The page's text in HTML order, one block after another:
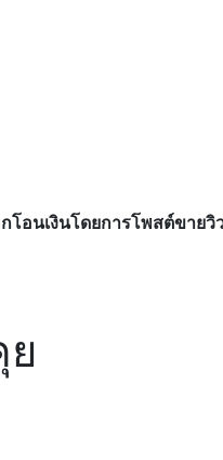
โอนเงินโดยการโพสต์ขาย